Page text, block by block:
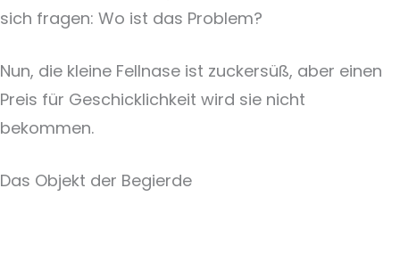
sich fragen: Wo ist das Problem?
Nun, die kleine Fellnase ist zuckersüß, aber einen
Preis für Geschicklichkeit wird sie nicht
bekommen.
Das Objekt der Begierde